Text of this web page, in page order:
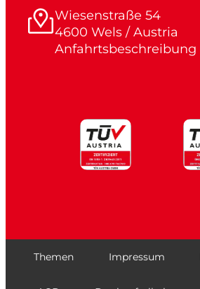
Wiesenstraße 54
4600 Wels / Austria
Anfahrtsbeschreibung
Themen Impressum